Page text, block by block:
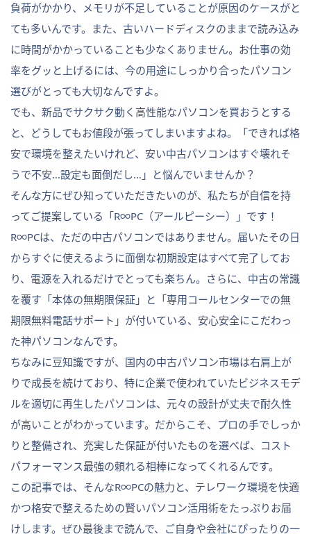
負荷がかかり、メモリが不足していることが原因のケースがと
ても多いんです。また、古いハードディスクのままで読み込み
に時間がかかっていることも少なくありません。お仕事の効
率をグッと上げるには、今の用途にしっかり合ったパソコン
選びがとっても大切なんですよ。
でも、新品でサクサク動く高性能なパソコンを買おうとする
と、どうしてもお値段が張ってしまいますよね。「できれば格
安で環境を整えたいけれど、安い中古パソコンはすぐ壊れそ
うで不安…設定も面倒だし…」と悩んでいませんか？
そんな方にぜひ知っていただきたいのが、私たちが自信を持
ってご提案している「R∞PC（アールピーシー）」です！
R∞PCは、ただの中古パソコンではありません。届いたその日
からすぐに使えるように面倒な初期設定はすべて完了してお
り、電源を入れるだけでとっても楽ちん。さらに、中古の常識
を覆す「本体の無期限保証」と「専用コールセンターでの無
期限無料電話サポート」が付いている、安心安全にこだわっ
た神パソコンなんです。
ちなみに豆知識ですが、国内の中古パソコン市場は右肩上が
りで成長を続けており、特に企業で使われていたビジネスモデ
ルを適切に再生したパソコンは、元々の設計が丈夫で耐久性
が高いことがわかっています。だからこそ、プロの手でしっか
りと整備され、充実した保証が付いたものを選べば、コスト
パフォーマンス最強の頼れる相棒になってくれるんです。
この記事では、そんなR∞PCの魅力と、テレワーク環境を快適
かつ格安で整えるための賢いパソコン活用術をたっぷりお届
けします。ぜひ最後まで読んで、ご自身や会社にぴったりの一